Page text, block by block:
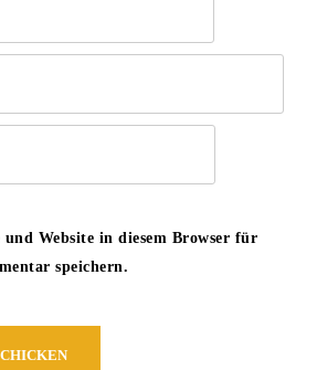
Website in diesem Browser für
speichern.